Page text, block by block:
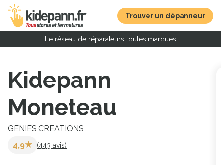
Trouver un dépanneur
Le réseau de réparateurs toutes marques
Kidepann
Moneteau
GENIES CREATIONS
4,9
(443 avis)